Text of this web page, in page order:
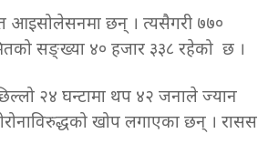
आइसोलेसनमा छन् । त्यसैगरी ७७०
सङ्ख्या ४० हजार ३३८ रहेको छ ।
२४ घन्टामा थप ४२ जनाले ज्यान
खोप लगाएका छन् । रासस